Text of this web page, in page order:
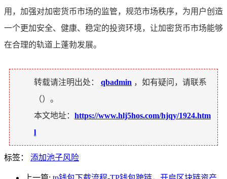
用，加强对加密货币市场的监管，规范市场秩序，为用户创造
一个更加安全、健康、稳定的投资环境，让加密货币市场能够
在合理的轨道上蓬勃发展。
转载请注明出处： qbadmin ，如有疑问，请联系
（）。
本文地址： https://www.hlj5hos.com/hjqy/1924.htm
l
标签： 添加池子风险